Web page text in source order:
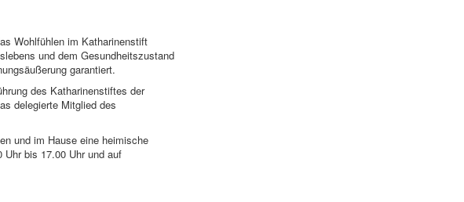
Wohlfühlen im Katharinenstift
und dem Gesundheitszustand
garantiert.
des Katharinenstiftes der
delegierte Mitglied des
und im Hause eine heimische
bis 17.00 Uhr und auf